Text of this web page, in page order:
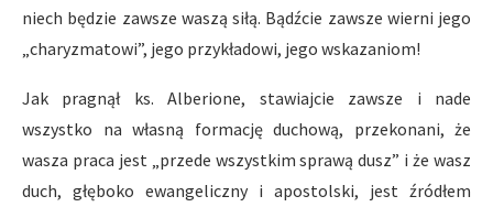
niech będzie zawsze waszą siłą. Bądźcie zawsze wierni jego
„charyzmatowi”, jego przykładowi, jego wskazaniom!
Jak pragnął ks. Alberione, stawiajcie zawsze i nade
wszystko na własną formację duchową, przekonani, że
wasza praca jest „przede wszystkim sprawą dusz” i że wasz
duch, głęboko ewangeliczny i apostolski, jest źródłem